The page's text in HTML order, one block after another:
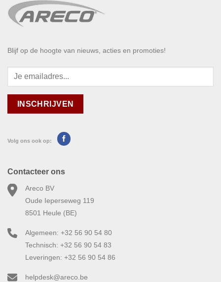
Blijf op de hoogte van nieuws, acties en promoties!
Volg ons ook op:
Contacteer ons
Areco BV
Oude Ieperseweg 119
8501 Heule (BE)
Algemeen: +32 56 90 54 80
Technisch: +32 56 90 54 83
Leveringen: +32 56 90 54 86
helpdesk@areco.be